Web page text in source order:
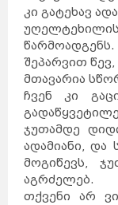
კი გატეხავ
შეპარვით
მთავარია
ჩვენ კი
ჯუთამდე
ადამიანი, და
მოგიწევს,
აგრძელებ.
თქვენი არ